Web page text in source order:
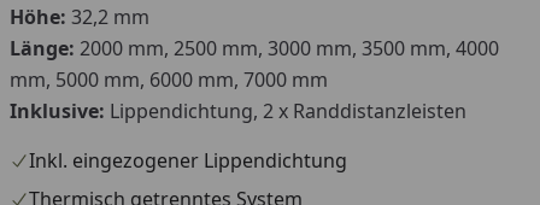
Höhe: 32,2 mm
Länge: 2000 mm, 2500 mm, 3000 mm, 3500 mm, 4000
mm, 5000 mm, 6000 mm, 7000 mm
Inklusive: Lippendichtung, 2 x Randdistanzleisten
Inkl. eingezogener Lippendichtung
Thermisch getrenntes System